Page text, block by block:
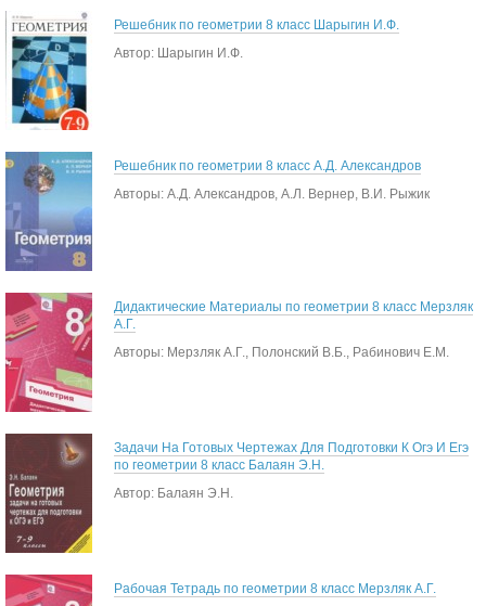
Решебник по геометрии 8 класс Шарыгин И.Ф.
Автор: Шарыгин И.Ф.
Решебник по геометрии 8 класс А.Д. Александров
Авторы: А.Д. Александров, А.Л. Вернер, В.И. Рыжик
Дидактические Материалы по геометрии 8 класс Мерзляк
А.Г.
Авторы: Мерзляк А.Г., Полонский В.Б., Рабинович Е.М.
Задачи На Готовых Чертежах Для Подготовки К Огэ И Егэ
по геометрии 8 класс Балаян Э.Н.
Автор: Балаян Э.Н.
Рабочая Тетрадь по геометрии 8 класс Мерзляк А.Г.